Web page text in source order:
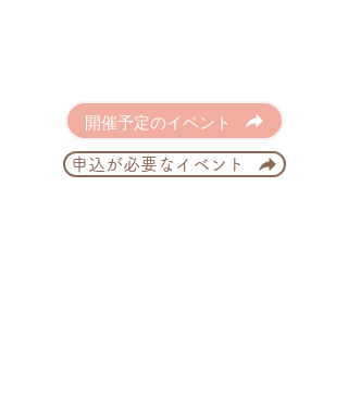
開催予定のイベント
申込が必要なイベント